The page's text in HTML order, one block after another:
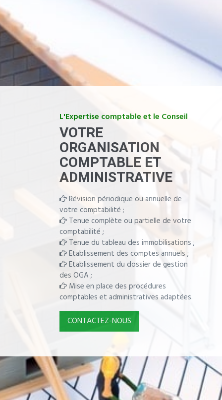
L'Expertise comptable et le Conseil
VOTRE
ORGANISATION
COMPTABLE ET
ADMINISTRATIVE
Révision périodique ou annuelle de
votre comptabilité ;
Tenue complète ou partielle de votre
comptabilité ;
Tenue du tableau des immobilisations ;
Etablissement des comptes annuels ;
Etablissement du dossier de gestion
des OGA ;
Mise en place des procédures
comptables et administratives adaptées.
CONTACTEZ-NOUS